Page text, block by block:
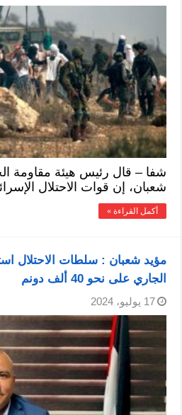
شفا – قال رئيس هيئة مقاومة
شعبان، إن قوات الاحتلال
أكمل القراءة »
مؤيد شعبان : سلطات الاحتلال
الجاري على نحو 40 ألف دونم
17 يوليو، 2024